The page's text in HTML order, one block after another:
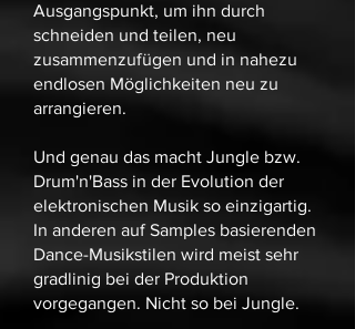
Ausgangspunkt, um ihn durch
schneiden und teilen, neu
zusammenzufügen und in nahezu
endlosen Möglichkeiten neu zu
arrangieren.
Und genau das macht Jungle bzw.
Drum'n'Bass in der Evolution der
elektronischen Musik so einzigartig.
In anderen auf Samples basierenden
Dance-Musikstilen wird meist sehr
gradlinig bei der Produktion
vorgegangen. Nicht so bei Jungle.